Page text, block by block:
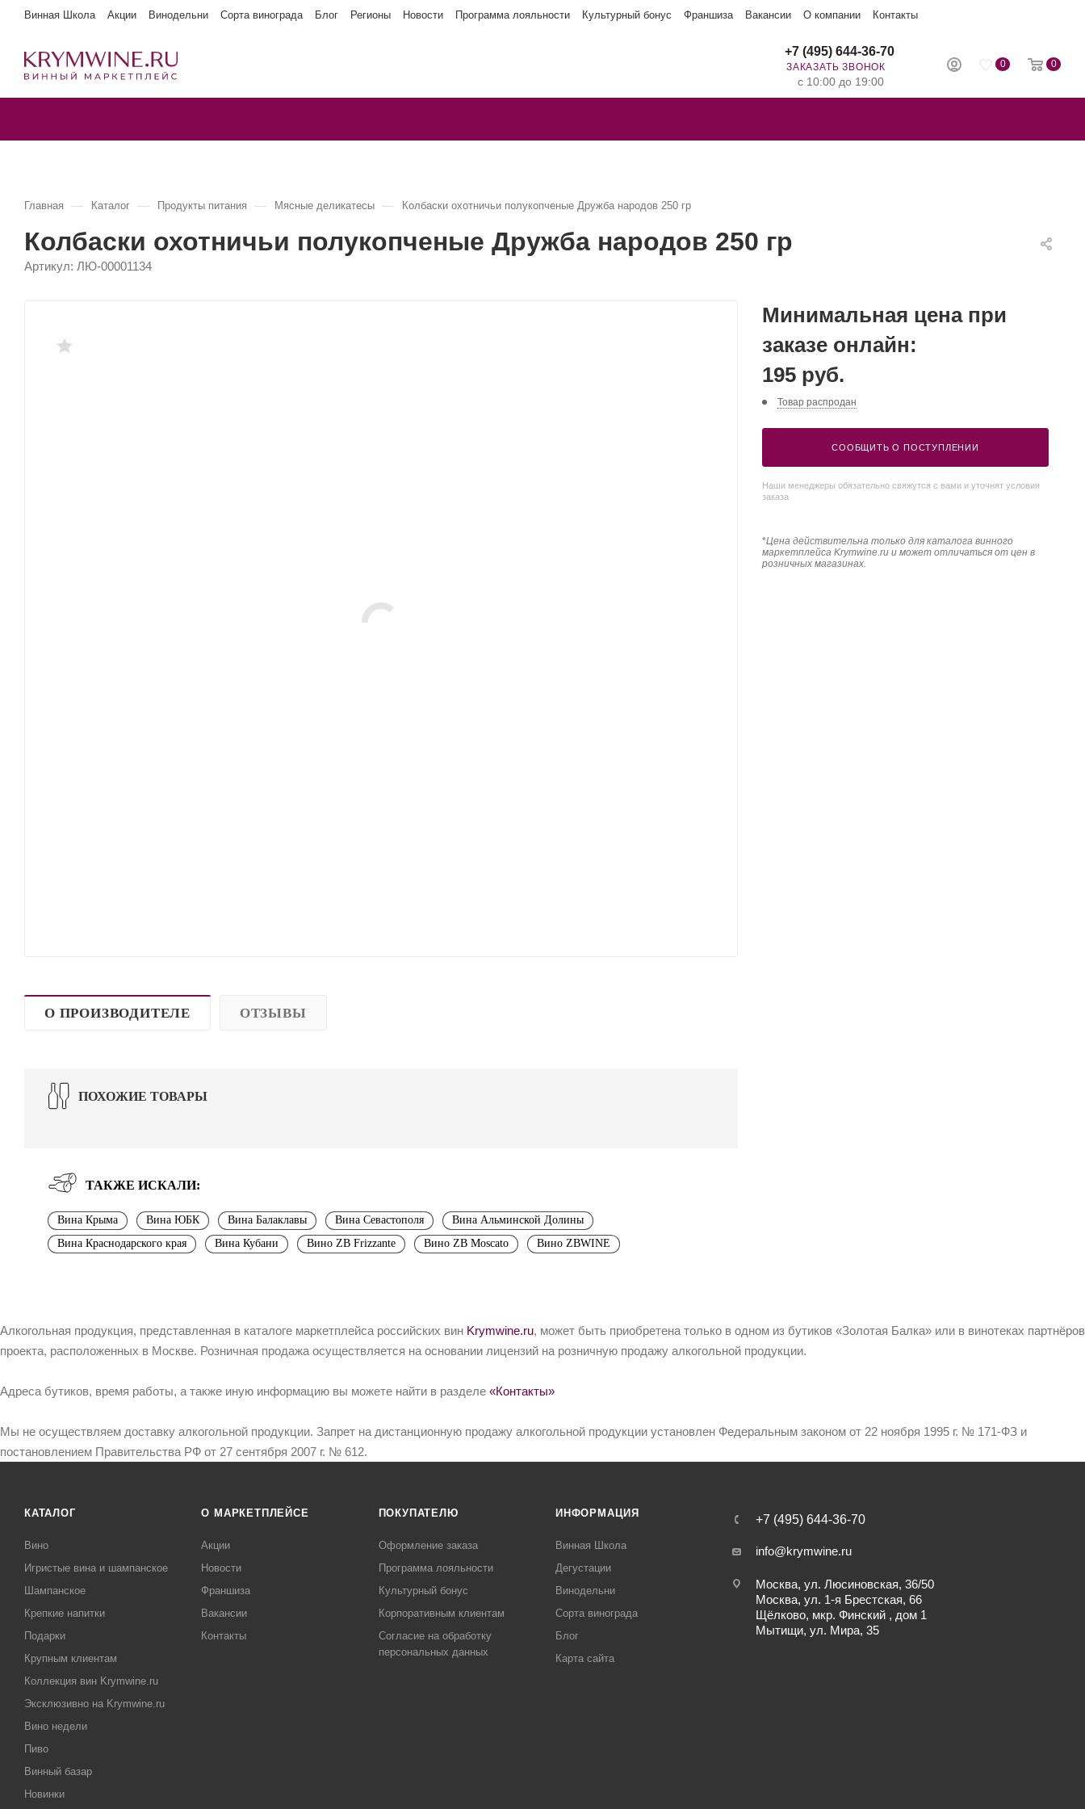
Винная Школа Акции Винодельни Сорта винограда Блог Регионы Новости Программа лояльности Культурный бонус Франшиза Вакансии О компании Контакты
0 0
+7 (495) 644-36-70
ЗАКАЗАТЬ ЗВОНОК
с 10:00 до 19:00
Главная — Каталог — Продукты питания — Мясные деликатесы — Колбаски охотничьи полукопченые Дружба народов 250 гр
Колбаски охотничьи полукопченые Дружба народов 250 гр
Артикул: ЛЮ-00001134
О ПРОИЗВОДИТЕЛЕ ОТЗЫВЫ
ПОХОЖИЕ ТОВАРЫ
ТАКЖЕ ИСКАЛИ:
Вина Крыма Вина ЮБК Вина Балаклавы Вина Севастополя
Вина Альминской Долины
Вина Краснодарского края
Вина Кубани Вино ZB Frizzante Вино ZB Moscato Вино ZBWINE
Минимальная цена при
заказе онлайн:
195 руб.
Товар распродан
СООБЩИТЬ О ПОСТУПЛЕНИИ
Наши менеджеры обязательно свяжутся с вами и уточнят условия
заказа
*Цена действительна только для каталога винного
маркетплейса Krymwine.ru и может отличаться от цен в
розничных магазинах.
Алкогольная продукция, представленная в каталоге маркетплейса российских вин Krymwine.ru, может быть приобретена только в одном из бутиков «Золотая Балка» или в винотеках партнёров
проекта, расположенных в Москве. Розничная продажа осуществляется на основании лицензий на розничную продажу алкогольной продукции.
Адреса бутиков, время работы, а также иную информацию вы можете найти в разделе «Контакты»
Мы не осуществляем доставку алкогольной продукции. Запрет на дистанционную продажу алкогольной продукции установлен Федеральным законом от 22 ноября 1995 г. № 171-ФЗ и
постановлением Правительства РФ от 27 сентября 2007 г. № 612.
КАТАЛОГ
Вино
Игристые вина и шампанское
Шампанское
Крепкие напитки
Подарки
Крупным клиентам
Коллекция вин Krymwine.ru
Эксклюзивно на Krymwine.ru
Вино недели
Пиво
Винный базар
Новинки
О МАРКЕТПЛЕЙСЕ
Акции
Новости
Франшиза
Вакансии
Контакты
ПОКУПАТЕЛЮ
Оформление заказа
Программа лояльности
Культурный бонус
Корпоративным клиентам
Согласие на обработку
персональных данных
ИНФОРМАЦИЯ
Винная Школа
Дегустации
Винодельни
Сорта винограда
Блог
Карта сайта
+7 (495) 644-36-70
info@krymwine.ru
Москва, ул. Люсиновская, 36/50
Москва, ул. 1-я Брестская, 66
Щёлково, мкр. Финский , дом 1
Мытищи, ул. Мира, 35